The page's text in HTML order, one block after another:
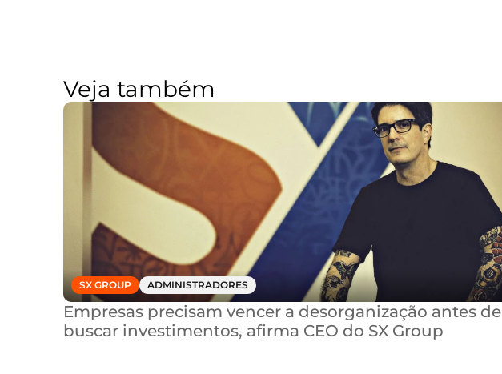
Veja também
SX GROUP ADMINISTRADORES
Empresas precisam vencer a desorganização antes de
buscar investimentos, afirma CEO do SX Group